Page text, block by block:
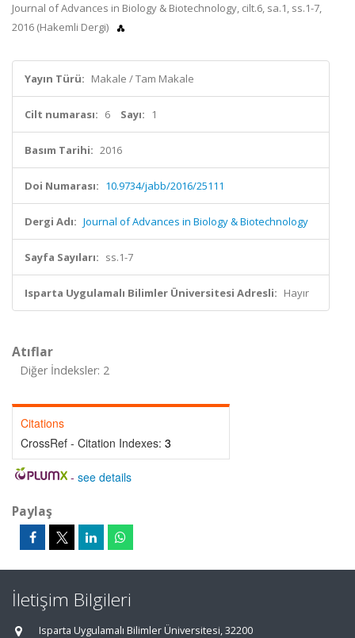
Journal of Advances in Biology & Biotechnology, cilt.6, sa.1, ss.1-7,
2016 (Hakemli Dergi)
Yayın Türü: Makale / Tam Makale
Cilt numarası: 6 Sayı: 1
Basım Tarihi: 2016
Doi Numarası: 10.9734/jabb/2016/25111
Dergi Adı: Journal of Advances in Biology & Biotechnology
Sayfa Sayıları: ss.1-7
Isparta Uygulamalı Bilimler Üniversitesi Adresli: Hayır
Atıflar
Diğer İndeksler: 2
Citations
CrossRef - Citation Indexes: 3
- see details
Paylaş
İletişim Bilgileri
Isparta Uygulamalı Bilimler Üniversitesi, 32200